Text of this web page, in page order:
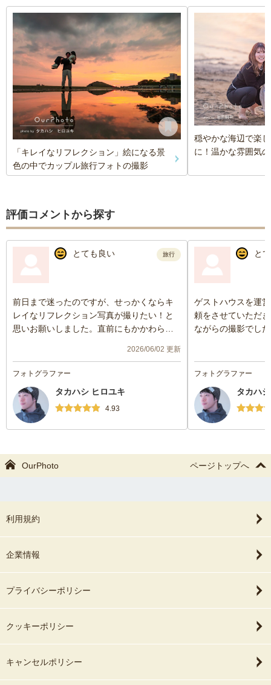
「キレイなリフレクション」絵になる景
色の中でカップル旅行フォトの撮影
穏やかな海辺で楽
に！温かな雰囲気
評価コメントから探す
とても良い 旅行
前日まで迷ったのですが、せっかくならキ
レイなリフレクション写真が撮りたい！と
思いお願いしました。直前にもかかわらず
た！届いた写真も自分たちでは撮れないよ
うなキレイなものばかりでとてもいい旅行
得意ではないのですが撮影も楽しかったで
す笑
ありがとうございました
2026/06/02 更新
フォトグラファー
タカハシ ヒロユキ
4.93
と
ゲストハウスを運
頼をさせていただ
ながらの撮影でし
くれてとてもあり
す。
フォトグラファー
タカハ
OurPhoto ページトップへ
利用規約
企業情報
プライバシーポリシー
クッキーポリシー
キャンセルポリシー